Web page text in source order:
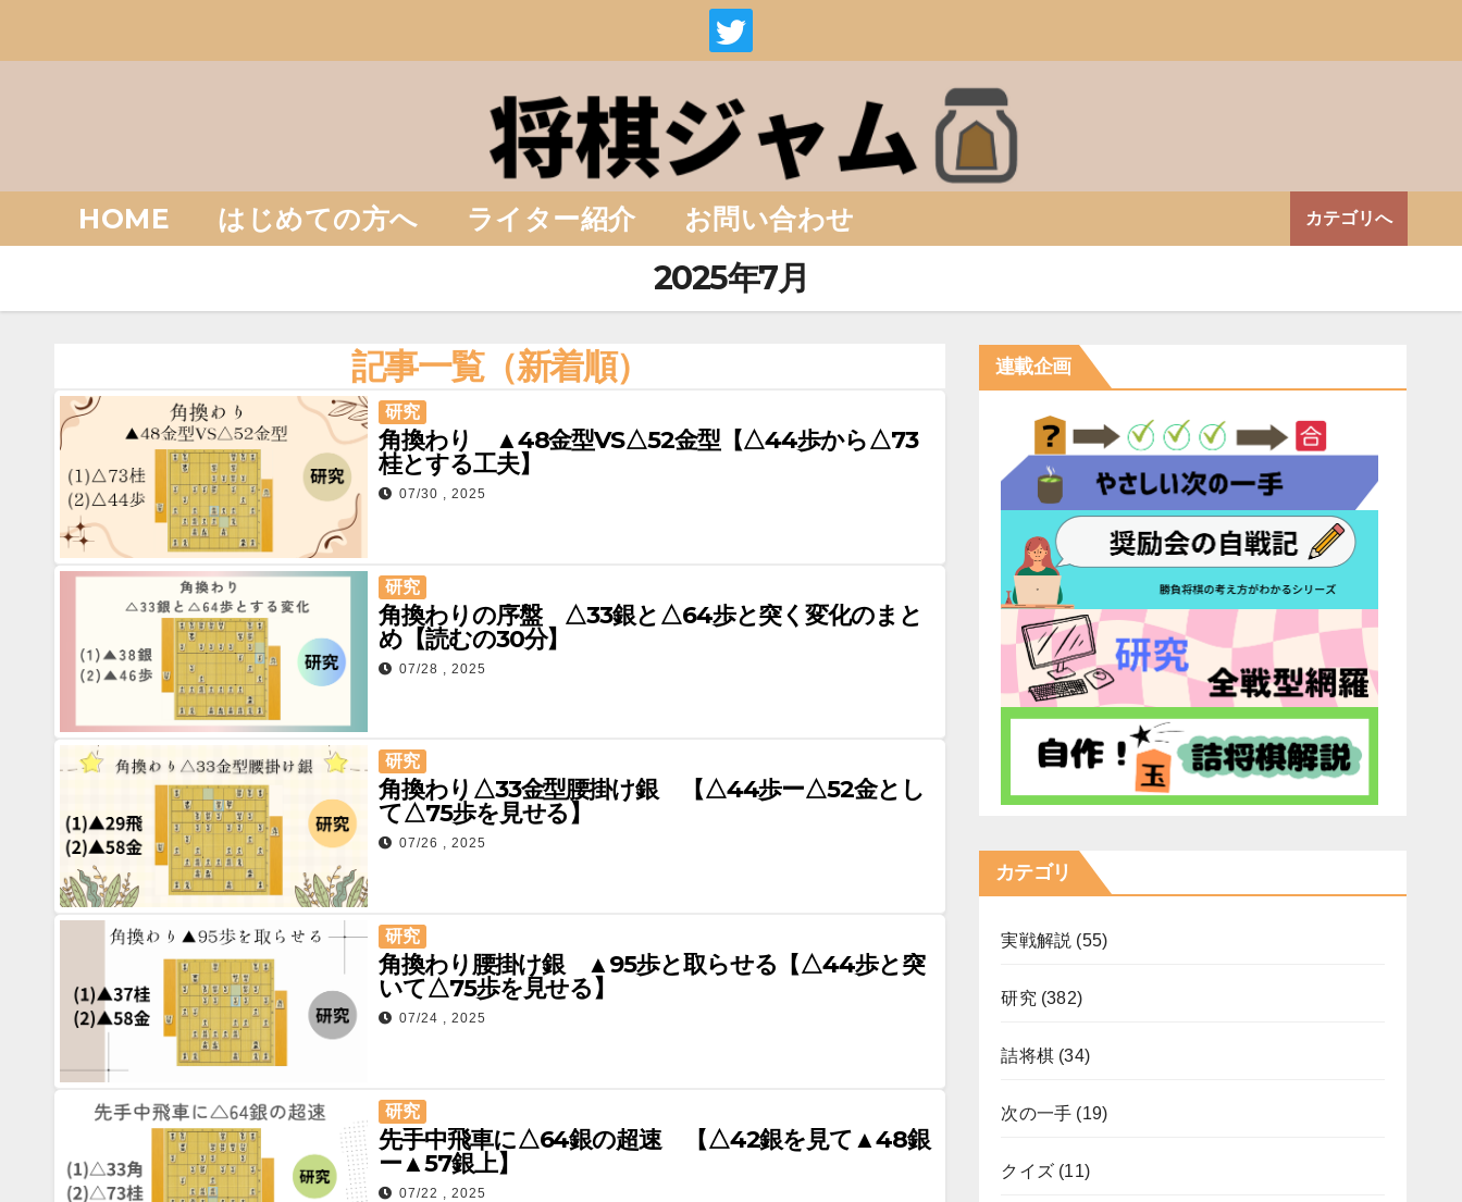
HOME はじめての方へ ライター紹介 お問い合わせ カテゴリへ
2025年7月
記事一覧（新着順）
研究
角換わり ▲48金型VS△52金型【△44歩から△73
桂とする工夫】
07/30 , 2025
研究
角換わりの序盤 △33銀と△64歩と突く変化のまと
め【読むの30分】
07/28 , 2025
研究
角換わり△33金型腰掛け銀 【△44歩ー△52金とし
て△75歩を見せる】
07/26 , 2025
研究
角換わり腰掛け銀 ▲95歩と取らせる【△44歩と突
いて△75歩を見せる】
07/24 , 2025
研究
先手中飛車に△64銀の超速 【△42銀を見て▲48銀
ー▲57銀上】
07/22 , 2025
連載企画
カテゴリ
実戦解説 (55)
研究 (382)
詰将棋(34)
次の一手 (19)
クイズ(11)